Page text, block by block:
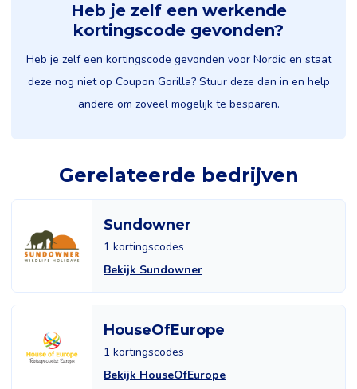
Heb je zelf een werkende
kortingscode gevonden?
Heb je zelf een kortingscode gevonden voor Nordic en staat
deze nog niet op Coupon Gorilla? Stuur deze dan in en help
andere om zoveel mogelijk te besparen.
Gerelateerde bedrijven
Sundowner
1 kortingscodes
Bekijk Sundowner
HouseOfEurope
1 kortingscodes
Bekijk HouseOfEurope